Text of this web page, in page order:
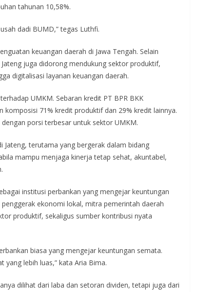
tahunan 10,58%.
dadi BUMD,” tegas Luthfi.
keuangan daerah di Jawa Tengah. Selain
juga didorong mendukung sektor produktif,
digitalisasi layanan keuangan daerah.
UMKM. Sebaran kredit PT BPR BKK
komposisi 71% kredit produktif dan 29% kredit lainnya.
porsi terbesar untuk sektor UMKM.
Jateng, terutama yang bergerak dalam bidang
mampu menjaga kinerja tetap sehat, akuntabel,
institusi perbankan yang mengejar keuntungan
ekonomi lokal, mitra pemerintah daerah
produktif, sekaligus sumber kontribusi nyata
biasa yang mengejar keuntungan semata.
yang lebih luas,” kata Aria Bima.
dilihat dari laba dan setoran dividen, tetapi juga dari